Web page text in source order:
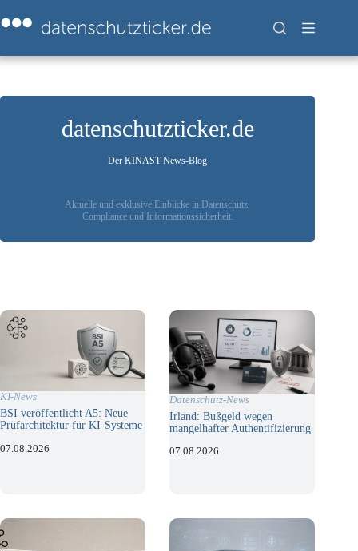
Inhalt
springen
datenschutzticker.de
Der KINAST News-Blog
Aktuelle und exklusive Einblicke in Datenschutz,
Compliance und Informationssicherheit.
KI-News
BSI veröffentlicht A5: Neue
Prüfarchitektur für KI-Systeme
07.08.2026
Datenschutz-News
Irland: Bußgeld wegen
mangelhafter Authentifizierung
07.08.2026